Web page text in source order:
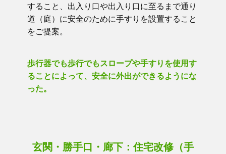
すること、出入り口や出入り口に至るまで通り
道（庭）に安全のために手すりを設置すること
をご提案。
歩行器でも歩行でもスロープや手すりを使用す
ることによって、安全に外出ができるようにな
った。
玄関・勝手口・廊下：住宅改修（手